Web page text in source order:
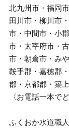
北九州市・福岡
田川市・柳川市
市・中間市・小
市・太宰府市・
市・朝倉市・み
鞍手郡・嘉穂郡
郡・京都郡・築
〈お電話一本で
ふくおか水道職